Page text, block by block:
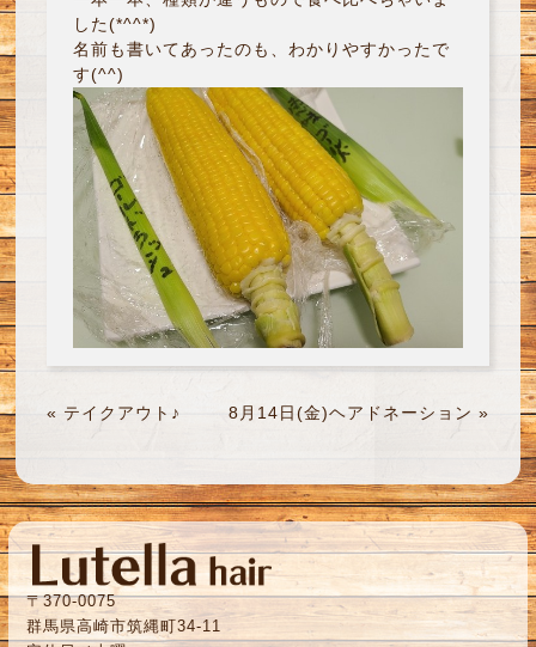
した(*^^*)
名前も書いてあったのも、わかりやすかったで
す(^^)
« テイクアウト♪ 8月14日(金)ヘアドネーション »
〒370-0075
群馬県高崎市筑縄町34-11